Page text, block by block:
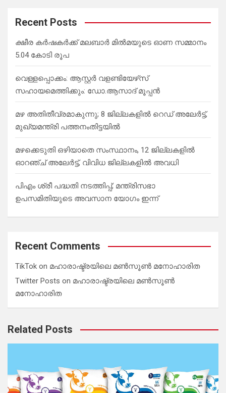
c
Recent Posts
ക്ഷീര കര്‍ഷകര്‍ക്ക് മലബാര്‍ മില്‍മയുടെ ഓണ സമ്മാനം
5.04 കോടി രൂപ
വെള്ളപ്പൊക്കം: ആസ്റ്റര്‍ വളണ്ടിയേഴ്‌സ്
സഹായമെത്തിക്കും: ഡോ.ആസാദ് മൂപ്പന്‍
മഴ അതിതീവ്രമാകുന്നു; 8 ജില്ലകളില്‍ റെഡ് അലേർട്ട്,
മുഖ്യമന്ത്രി പത്തനംതിട്ടയില്‍
മഴക്കെടുതി ഒഴിയാതെ സംസ്ഥാനം, 12 ജില്ലകളില്‍
ഓറഞ്ച് അലേര്‍ട്ട്, വിവിധ ജില്ലകളില്‍ അവധി
പിഎം ശ്രീ പദ്ധതി നടത്തിപ്പ്; മന്ത്രിസഭാ
ഉപസമിതിയുടെ അവസാന യോഗം ഇന്ന്
Recent Comments
TikTok on മഹാരാഷ്ട്രയിലെ മൺസൂൺ മനോഹാരിത
Twitter Posts on മഹാരാഷ്ട്രയിലെ മൺസൂൺ
മനോഹാരിത
Related Posts